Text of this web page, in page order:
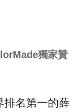
獨家贊
排名第一的薛